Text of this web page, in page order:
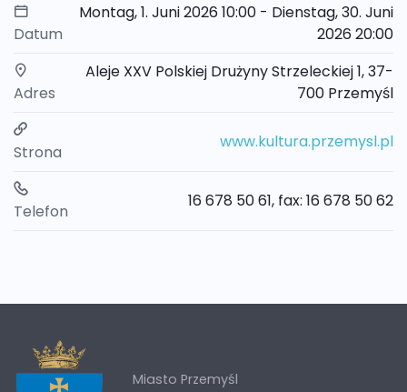
Datum
Montag, 1. Juni 2026 10:00 - Dienstag, 30. Juni
2026 20:00
Adres
Aleje XXV Polskiej Drużyny Strzeleckiej 1, 37-
700 Przemyśl
Strona
www.kultura.przemysl.pl
Telefon
16 678 50 61, fax: 16 678 50 62
Miasto Przemyśl